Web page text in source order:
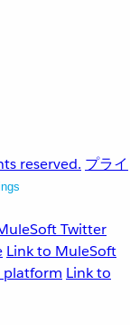
reserved. プライ
Twitter
Link to MuleSoft
platform Link to